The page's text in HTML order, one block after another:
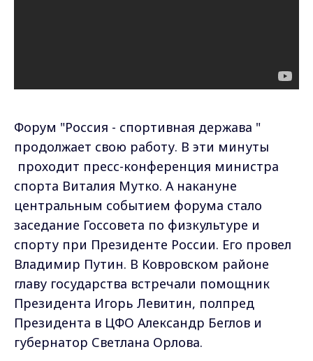
Форум "Россия - спортивная держава "
продолжает свою работу. В эти минуты
проходит пресс-конференция министра
спорта Виталия Мутко. А накануне
центральным событием форума стало
заседание Госсовета по физкультуре и
спорту при Президенте России. Его провел
Владимир Путин. В Ковровском районе
главу государства встречали помощник
Президента Игорь Левитин, полпред
Президента в ЦФО Александр Беглов и
губернатор Светлана Орлова.